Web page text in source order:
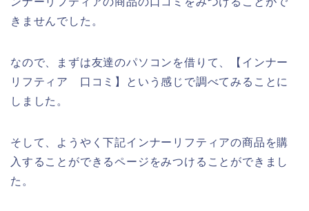
きませんでした。
なので、まずは友達のパソコンを借りて、【インナー
リフティア 口コミ】という感じで調べてみることに
しました。
そして、ようやく下記インナーリフティアの商品を購
入することができるページをみつけることができまし
た。